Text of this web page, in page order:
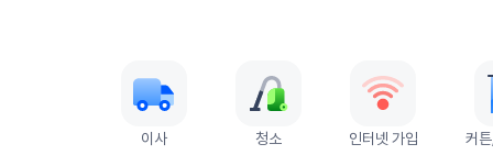
이사 청소 인터넷 가입 커